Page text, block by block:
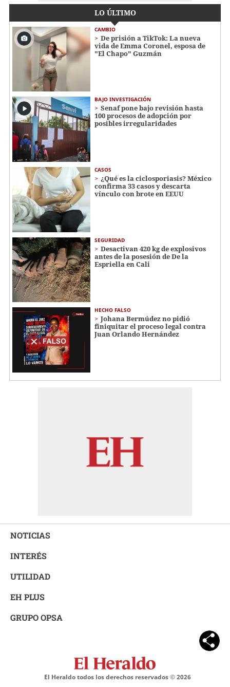
LO ÚLTIMO
CAMBIO
De prisión a TikTok: La nueva
vida de Emma Coronel, esposa de
"El Chapo" Guzmán
BAJO INVESTIGACIÓN
Senaf pone bajo revisión hasta
100 procesos de adopción por
posibles irregularidades
CASOS
¿Qué es la ciclosporiasis? México
confirma 33 casos y descarta
vínculo con brote en EEUU
SEGURIDAD
Desactivan 420 kg de explosivos
antes de la posesión de De la
Espriella en Cali
HECHO FALSO
Johana Bermúdez no pidió
finiquitar el proceso legal contra
Juan Orlando Hernández
NOTICIAS
INTERÉS
UTILIDAD
EH PLUS
GRUPO OPSA
El Heraldo todos los derechos reservados ©2026